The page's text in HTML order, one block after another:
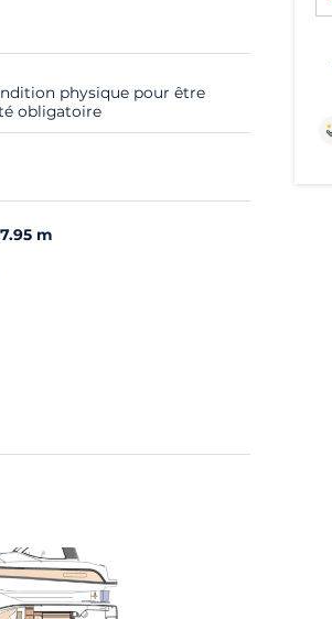
physique pour être
obligatoire
7.95 m